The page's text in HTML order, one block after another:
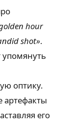
hour
shot».
оптику.
артефакты
его